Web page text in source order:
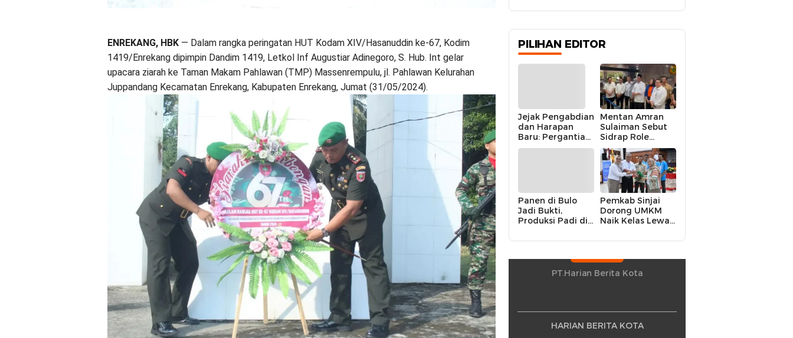
ENREKANG, HBK — Dalam rangka peringatan HUT Kodam XIV/Hasanuddin ke-67, Kodim
1419/Enrekang dipimpin Dandim 1419, Letkol Inf Augustiar Adinegoro, S. Hub. Int gelar
upacara ziarah ke Taman Makam Pahlawan (TMP) Massenrempulu, jl. Pahlawan Kelurahan
Juppandang Kecamatan Enrekang, Kabupaten Enrekang, Jumat (31/05/2024).
PILIHAN EDITOR
Jejak Pengabdian
dan Harapan
Baru: Pergantian
Kapolres Sidrap
Mentan Amran
Sulaiman Sebut
Sidrap Role
Model Nasional
dalam Menjaga
Stabilitas Harga
Telur
Panen di Bulo
Jadi Bukti,
Produksi Padi di
Kecamatan
Rekor
Peningkatan
Pemkab Sinjai
Dorong UMKM
Naik Kelas Lewat
Strategis
PT.Harian Berita Kota
HARIAN BERITA KOTA